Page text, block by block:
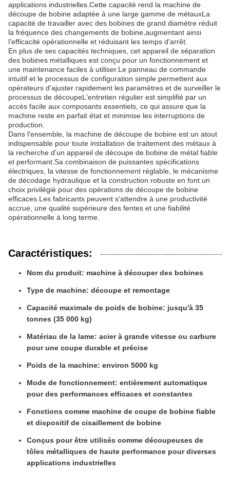
applications industrielles.Cette capacité rend la machine de
découpe de bobine adaptée à une large gamme de métauxLa
capacité de travailler avec des bobines de grand diamètre réduit
la fréquence des changements de bobine,augmentant ainsi
l'efficacité opérationnelle et réduisant les temps d'arrêt.
En plus de ses capacités techniques, cet appareil de séparation
des bobines métalliques est conçu pour un fonctionnement et
une maintenance faciles à utiliser.Le panneau de commande
intuitif et le processus de configuration simple permettent aux
opérateurs d'ajuster rapidement les paramètres et de surveiller le
processus de découpeL'entretien régulier est simplifié par un
accès facile aux composants essentiels, ce qui assure que la
machine reste en parfait état et minimise les interruptions de
production.
Dans l'ensemble, la machine de découpe de bobine est un atout
indispensable pour toute installation de traitement des métaux à
la recherche d'un appareil de découpe de bobine de métal fiable
et performant.Sa combinaison de puissantes spécifications
électriques, la vitesse de fonctionnement réglable, le mécanisme
de décodage hydraulique et la construction robuste en font un
choix privilégié pour des opérations de découpe de bobine
efficaces.Les fabricants peuvent s'attendre à une productivité
accrue, une qualité supérieure des fentes et une fiabilité
opérationnelle à long terme.
Caractéristiques:
Nom du produit: machine à découper des bobines
Type de machine: découpe et remontage
Capacité maximale de poids de bobine: jusqu'à 35
tonnes (35 000 kg)
Matériau de la lame: acier à grande vitesse ou carbure
pour une coupe durable et précise
Poids de la machine: environ 5000 kg
Mode de fonctionnement: entièrement automatique
pour des performances efficaces et constantes
Fonctions comme machine de coupe de bobine fiable
et dispositif de cisaillement de bobine
Conçus pour être utilisés comme découpeuses de
tôles métalliques de haute performance pour diverses
applications industrielles